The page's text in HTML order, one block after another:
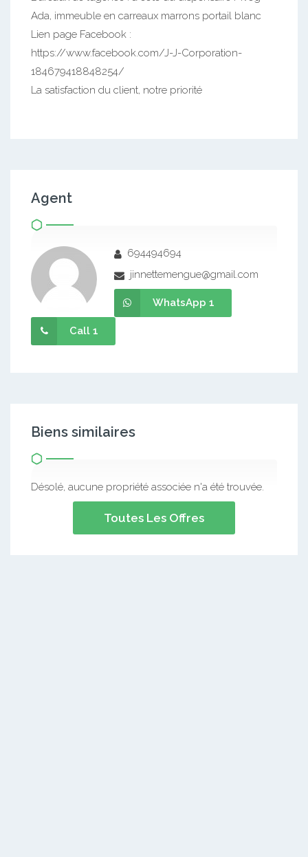
Ada, immeuble en carreaux marrons portail blanc
Lien page Facebook :
https://www.facebook.com/J-J-Corporation-
184679418848254/
La satisfaction du client, notre priorité
Agent
694494694
jinnettemengue@gmail.com
WhatsApp 1
Call 1
Biens similaires
Désolé, aucune propriété associée n'a été trouvée.
Toutes Les Offres